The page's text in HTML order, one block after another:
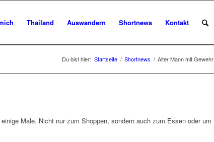
Thailand Auswandern Shortnews Kontakt
Du bist hier: Startseite / Shortnews / Alter Mann mit Gewehr
Male. Nicht nur zum Shoppen, sondern auch zum Essen oder um